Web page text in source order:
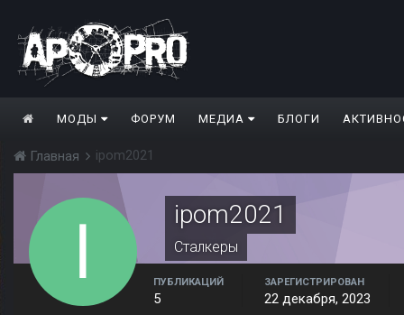
МОДЫ ФОРУМ МЕДИА БЛОГИ
Главная ipom2021
ipom2021
Сталкеры
ПУБЛИКАЦИЙ
5
ЗАРЕГИСТРИРОВАН
22 декабря, 2023